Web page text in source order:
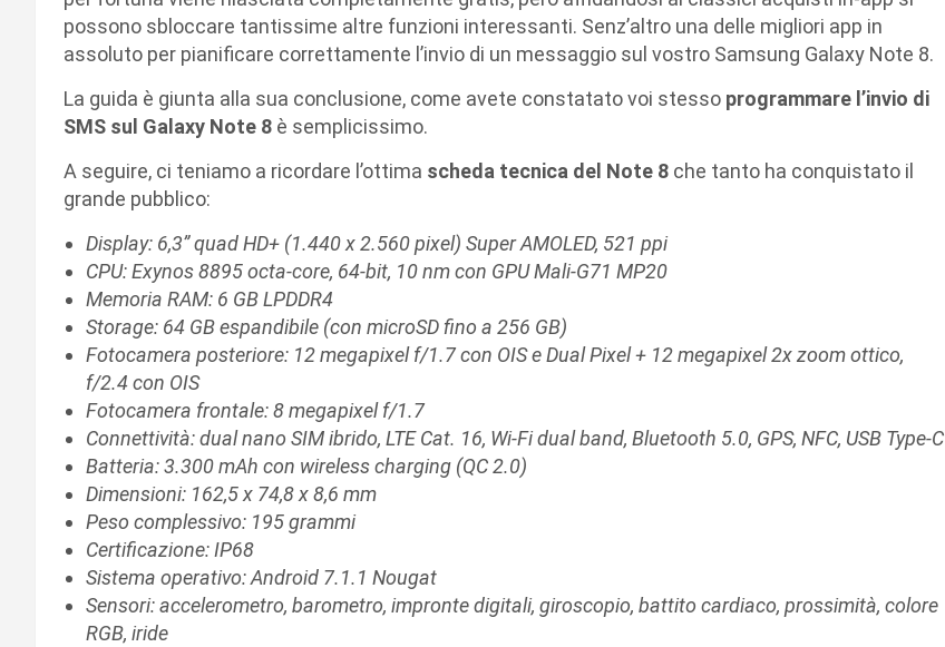
possono sbloccare tantissime altre funzioni interessanti. Senz’altro una delle migliori app in
assoluto per pianificare correttamente l’invio di un messaggio sul vostro Samsung Galaxy Note 8.
La guida è giunta alla sua conclusione, come avete constatato voi stesso programmare l’invio di
SMS sul Galaxy Note 8 è semplicissimo.
A seguire, ci teniamo a ricordare l’ottima scheda tecnica del Note 8 che tanto ha conquistato il
grande pubblico:
Display: 6,3” quad HD+ (1.440 x 2.560 pixel) Super AMOLED, 521 ppi
CPU: Exynos 8895 octa-core, 64-bit, 10 nm con GPU Mali-G71 MP20
Memoria RAM: 6 GB LPDDR4
Storage: 64 GB espandibile (con microSD fino a 256 GB)
Fotocamera posteriore: 12 megapixel f/1.7 con OIS e Dual Pixel + 12 megapixel 2x zoom ottico,
f/2.4 con OIS
Fotocamera frontale: 8 megapixel f/1.7
Connettività: dual nano SIM ibrido, LTE Cat. 16, Wi-Fi dual band, Bluetooth 5.0, GPS, NFC, USB Type-C
Batteria: 3.300 mAh con wireless charging (QC 2.0)
Dimensioni: 162,5 x 74,8 x 8,6 mm
Peso complessivo: 195 grammi
Certificazione: IP68
Sistema operativo: Android 7.1.1 Nougat
Sensori: accelerometro, barometro, impronte digitali, giroscopio, battito cardiaco, prossimità, colore
RGB, iride